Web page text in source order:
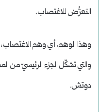
التعرُّض للاغتصاب.
وهذا الوهم، أي وهم
والتي تشكّل الجزء الرئيسيّ من
دوتش.